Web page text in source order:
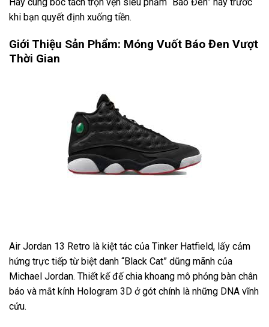
Hãy cùng bóc tách trọn vẹn siêu phẩm “Báo Đen” này trước
khi bạn quyết định xuống tiền.
Giới Thiệu Sản Phẩm: Móng Vuốt Báo Đen Vượt
Thời Gian
Air Jordan 13 Retro là kiệt tác của Tinker Hatfield, lấy cảm
hứng trực tiếp từ biệt danh “Black Cat” dũng mãnh của
Michael Jordan. Thiết kế đế chia khoang mô phỏng bàn chân
báo và mắt kính Hologram 3D ở gót chính là những DNA vĩnh
cửu.